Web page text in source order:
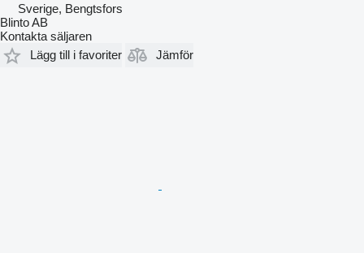
Sverige, Bengtsfors
Blinto AB
Kontakta säljaren
Lägg till i favoriter
Jämför